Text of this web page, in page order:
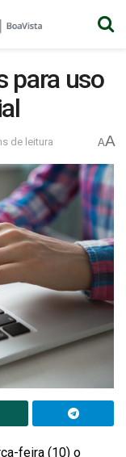
para uso
de leitura AA
feira (10) o